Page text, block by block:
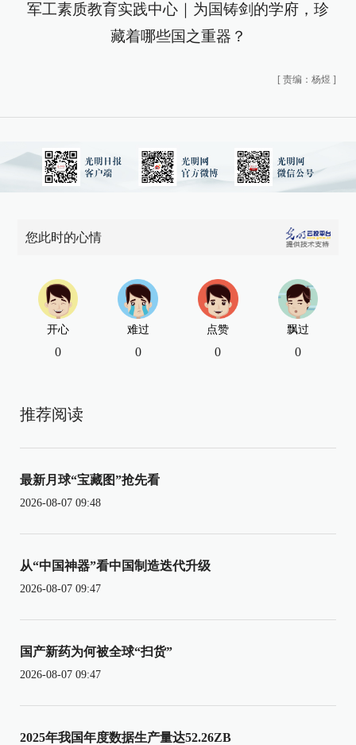
军工素质教育实践中心｜为国铸剑的学府，珍
藏着哪些国之重器？
[ 责编：杨煜 ]
您此时的心情
开心
0
难过
0
点赞
0
飘过
0
推荐阅读
最新月球“宝藏图”抢先看
2026-08-07 09:48
从“中国神器”看中国制造迭代升级
2026-08-07 09:47
国产新药为何被全球“扫货”
2026-08-07 09:47
2025年我国年度数据生产量达52.26ZB